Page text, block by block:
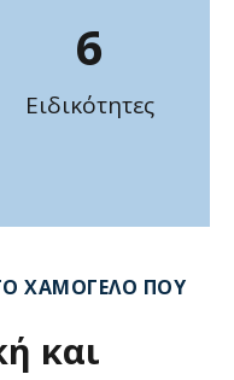
ΧΑΜΌΓΕΛΟ ΠΟΥ
και
Ειδικότητες
6